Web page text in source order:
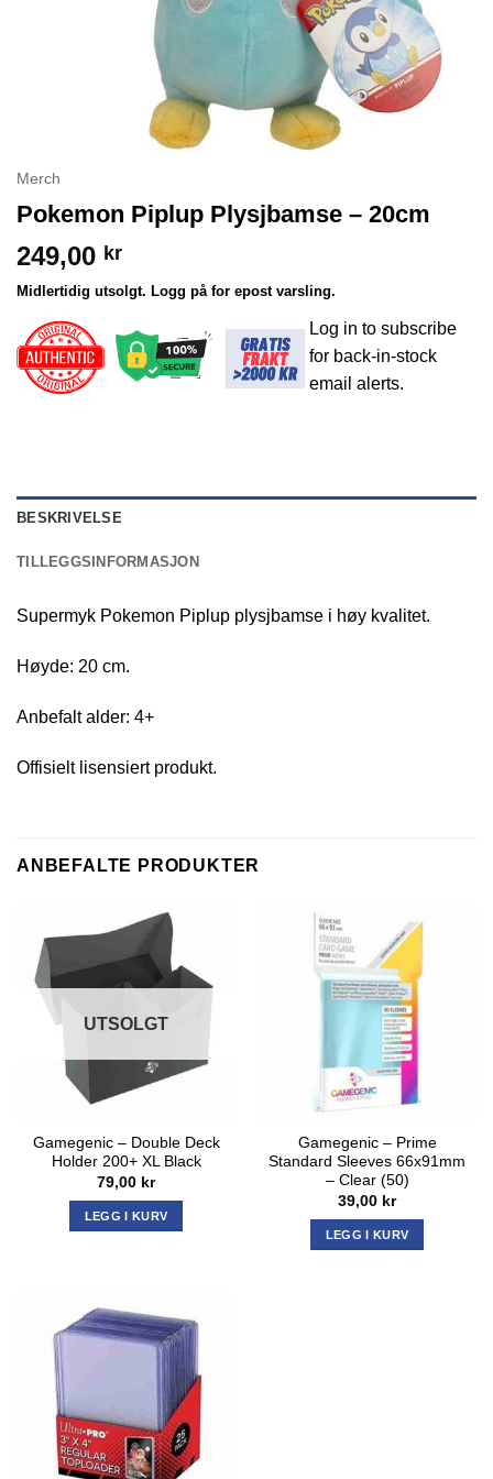
Merch
Pokemon Piplup Plysjbamse – 20cm
249,00 kr
Midlertidig utsolgt. Logg på for epost varsling.
Log in to subscribe
for back-in-stock
email alerts.
BESKRIVELSE
TILLEGGSINFORMASJON
Supermyk Pokemon Piplup plysjbamse i høy kvalitet.
Høyde: 20 cm.
Anbefalt alder: 4+
Offisielt lisensiert produkt.
ANBEFALTE PRODUKTER
UTSOLGT
Gamegenic – Double Deck
Holder 200+ XL Black
79,00 kr
LEGG I KURV
Gamegenic – Prime
Standard Sleeves 66x91mm
– Clear (50)
39,00 kr
LEGG I KURV